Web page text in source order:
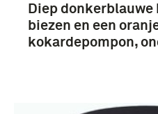
Diep
biezen en een
kokardepompon,